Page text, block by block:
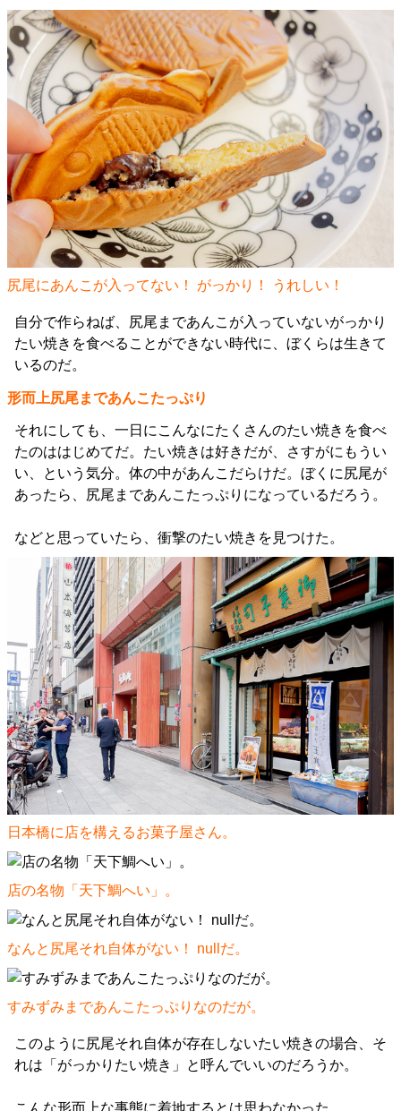
尻尾にあんこが入ってない！ がっかり！ うれしい！
自分で作らねば、尻尾まであんこが入っていないがっかり
たい焼きを食べることができない時代に、ぼくらは生きて
いるのだ。
形而上尻尾まであんこたっぷり
それにしても、一日にこんなにたくさんのたい焼きを食べ
たのははじめてだ。たい焼きは好きだが、さすがにもうい
い、という気分。体の中があんこだらけだ。ぼくに尻尾が
あったら、尻尾まであんこたっぷりになっているだろう。
などと思っていたら、衝撃のたい焼きを見つけた。
日本橋に店を構えるお菓子屋さん。
店の名物「天下鯛へい」。
なんと尻尾それ自体がない！ nullだ。
すみずみまであんこたっぷりなのだが。
このように尻尾それ自体が存在しないたい焼きの場合、そ
れは「がっかりたい焼き」と呼んでいいのだろうか。